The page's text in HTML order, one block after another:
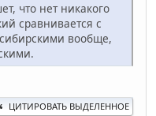
что нет никакого
сравнивается с
вообще,
ЦИТИРОВАТЬ ВЫДЕЛЕННОЕ